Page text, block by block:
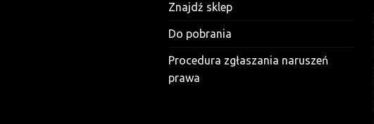
Znajdź sklep
Do pobrania
Procedura zgłaszania naruszeń
prawa